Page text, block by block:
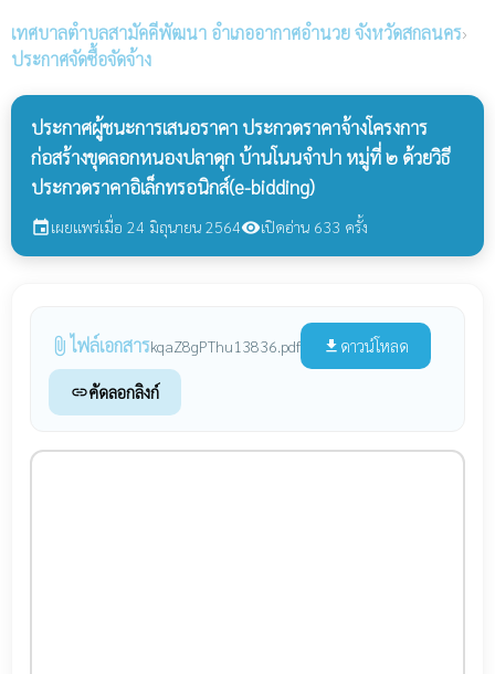
เทศบาลตำบลสามัคคีพัฒนา อำเภออากาศอำนวย จังหวัดสกลนคร›
ประกาศจัดซื้อจัดจ้าง
ประกาศผู้ชนะการเสนอราคา ประกวดราคาจ้างโครงการ
ก่อสร้างขุดลอกหนองปลาดุก บ้านโนนจำปา หมู่ที่ ๒ ด้วยวิธี
ประกวดราคาอิเล็กทรอนิกส์(e-bidding)
eventเผยแพร่เมื่อ 24 มิถุนายน 2564visibilityเปิดอ่าน 633 ครั้ง
attach_file ไฟล์เอกสารkqaZ8gPThu13836.pdf file_download ดาวน์โหลด
linkคัดลอกลิงก์